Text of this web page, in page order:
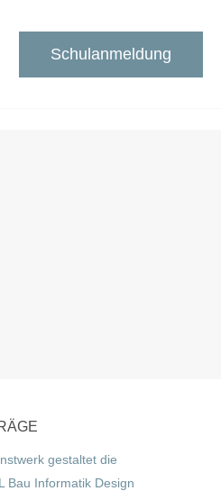
Schulanmeldung
gestaltet die
Bau Informatik Design